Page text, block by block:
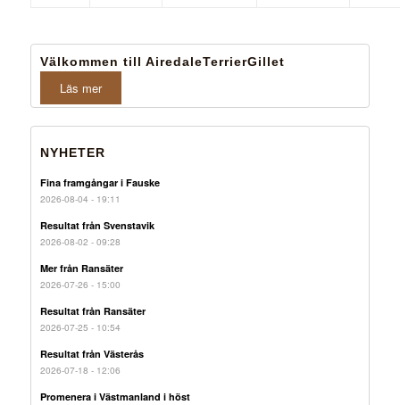
Välkommen till AiredaleTerrierGillet
Läs mer
NYHETER
Fina framgångar i Fauske
2026-08-04 - 19:11
Resultat från Svenstavik
2026-08-02 - 09:28
Mer från Ransäter
2026-07-26 - 15:00
Resultat från Ransäter
2026-07-25 - 10:54
Resultat från Västerås
2026-07-18 - 12:06
Promenera i Västmanland i höst